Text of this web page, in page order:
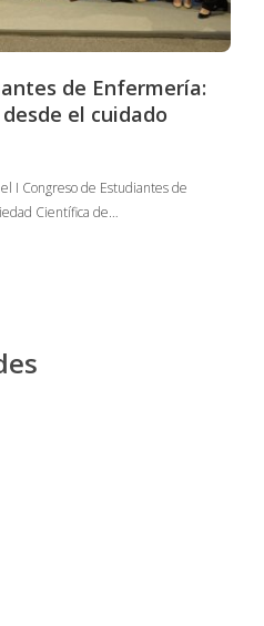
de Enfermería:
el cuidado
I Congreso de Estudiantes de
Científica de…